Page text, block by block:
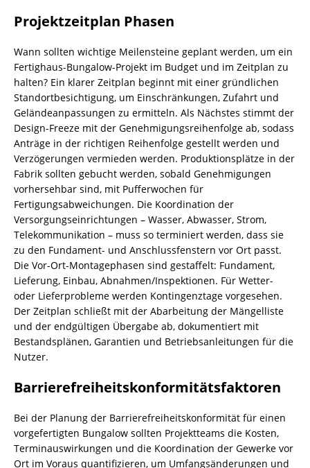
Projektzeitplan Phasen
Wann sollten wichtige Meilensteine geplant werden, um ein
Fertighaus-Bungalow-Projekt im Budget und im Zeitplan zu
halten? Ein klarer Zeitplan beginnt mit einer gründlichen
Standortbesichtigung, um Einschränkungen, Zufahrt und
Geländeanpassungen zu ermitteln. Als Nächstes stimmt der
Design-Freeze mit der Genehmigungsreihenfolge ab, sodass
Anträge in der richtigen Reihenfolge gestellt werden und
Verzögerungen vermieden werden. Produktionsplätze in der
Fabrik sollten gebucht werden, sobald Genehmigungen
vorhersehbar sind, mit Pufferwochen für
Fertigungsabweichungen. Die Koordination der
Versorgungseinrichtungen – Wasser, Abwasser, Strom,
Telekommunikation – muss so terminiert werden, dass sie
zu den Fundament- und Anschlussfenstern vor Ort passt.
Die Vor-Ort-Montagephasen sind gestaffelt: Fundament,
Lieferung, Einbau, Abnahmen/Inspektionen. Für Wetter-
oder Lieferprobleme werden Kontingenztage vorgesehen.
Der Zeitplan schließt mit der Abarbeitung der Mängelliste
und der endgültigen Übergabe ab, dokumentiert mit
Bestandsplänen, Garantien und Betriebsanleitungen für die
Nutzer.
Barrierefreiheitskonformitätsfaktoren
Bei der Planung der Barrierefreiheitskonformität für einen
vorgefertigten Bungalow sollten Projektteams die Kosten,
Termin­auswirkungen und die Koordination der Gewerke vor
Ort im Voraus quantifizieren, um Umfangsänderungen und